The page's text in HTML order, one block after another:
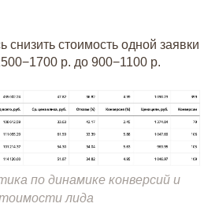
снизить стоимость одной заявки
р. до 900−1100 р.
по динамике конверсий и
лида